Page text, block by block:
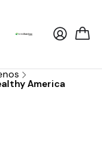
a todo el país y
America